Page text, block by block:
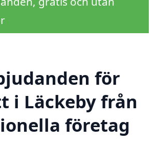
för
i Läckeby från
företag